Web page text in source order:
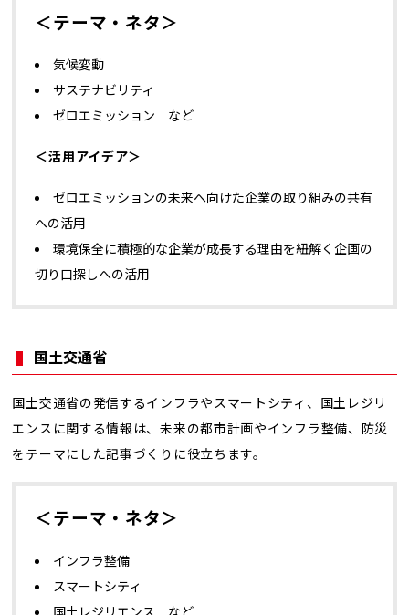
＜テーマ・ネタ＞
気候変動
サステナビリティ
ゼロエミッション など
＜活用アイデア＞
ゼロエミッションの未来へ向けた企業の取り組みの共有
への活用
環境保全に積極的な企業が成長する理由を紐解く企画の
切り口探しへの活用
国土交通省
国土交通省の発信するインフラやスマートシティ、国土レジリ
エンスに関する情報は、未来の都市計画やインフラ整備、防災
をテーマにした記事づくりに役立ちます。
＜テーマ・ネタ＞
インフラ整備
スマートシティ
国土レジリエンス など